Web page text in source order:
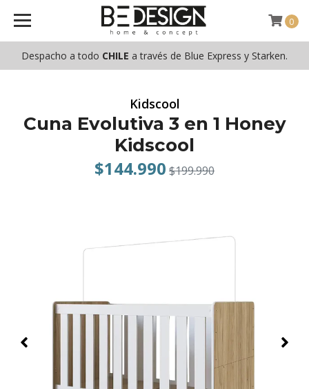
Despacho a todo CHILE a través de Blue Express y Starken.
0
Kidscool
Cuna Evolutiva 3 en 1 Honey
Kidscool
$144.990 $199.990